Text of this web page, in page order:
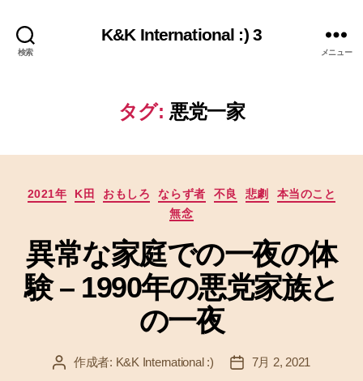
検索
K&K International :) 3
メニュー
タグ: 悪党一家
カ
テ
リ
ー
2021年 K田 おもしろ ならず者 不良 悲劇
本当のこと
無念
異常な家庭での一夜の体
験 – 1990年の悪党家族と
の一夜
投 作成者: K&K International :)
投 7月 2, 2021